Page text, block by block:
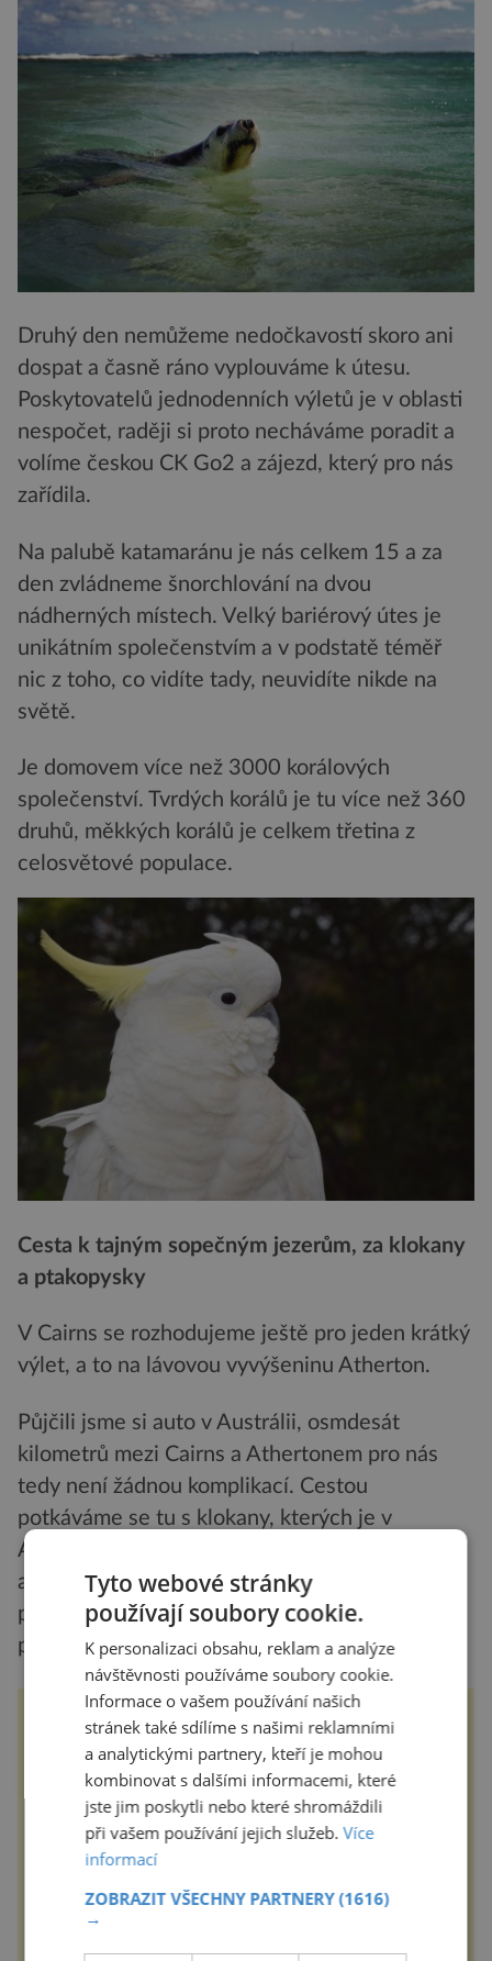
Druhý den nemůžeme nedočkavostí skoro ani
dospat a časně ráno vyplouváme k útesu.
Poskytovatelů jednodenních výletů je v oblasti
nespočet, raději si proto necháváme poradit a
volíme českou CK Go2 a zájezd, který pro nás
zařídila.
Na palubě katamaránu je nás celkem 15 a za
den zvládneme šnorchlování na dvou
nádherných místech. Velký bariérový útes je
unikátním společenstvím a v podstatě téměř
nic z toho, co vidíte tady, neuvidíte nikde na
světě.
Je domovem více než 3000 korálových
společenství. Tvrdých korálů je tu více než 360
druhů, měkkých korálů je celkem třetina z
celosvětové populace.
Cesta k tajným sopečným jezerům, za klokany
a ptakopysky
V Cairns se rozhodujeme ještě pro jeden krátký
výlet, a to na lávovou vyvýšeninu Atherton.
Půjčili jsme si auto v Austrálii, osmdesát
kilometrů mezi Cairns a Athertonem pro nás
tedy není žádnou komplikací. Cestou
potkáváme se tu s klokany, kterých je v
Austrálii dokonce dvakrát víc než lidí, i tak je
ale pro nás, Středoevropany, skupinka volně
pobíhajících klokanů poměrně nevšedním
pohledem.
ZÁBOŘSKÁ POUŤ 2025
Tradiční Zábořská pouť, která se
koná v neděli 7.9.2025 od 11:00
hod. u kostela v Záboří, části obce
naleznete komentovanou prohlídku
odstartovala největší pivní
Tyto webové stránky
používají soubory cookie.
K personalizaci obsahu, reklam a analýze
návštěvnosti používáme soubory cookie.
Informace o vašem používání našich
stránek také sdílíme s našimi reklamními
a analytickými partnery, kteří je mohou
kombinovat s dalšími informacemi, které
jste jim poskytli nebo které shromáždili
při vašem používání jejich služeb.Více
informací
ZOBRAZIT VŠECHNY PARTNERY(1616)
→